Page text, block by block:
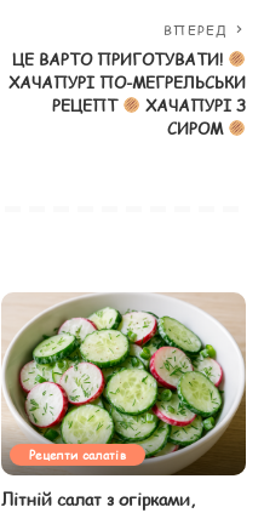
ВПЕРЕД
ЦЕ ВАРТО ПРИГОТУВАТИ!
ХАЧАПУРІ ПО-МЕГРЕЛЬСЬКИ
РЕЦЕПТ
ХАЧАПУРІ З
СИРОМ
Рецепти салатів
Літній салат з огірками,